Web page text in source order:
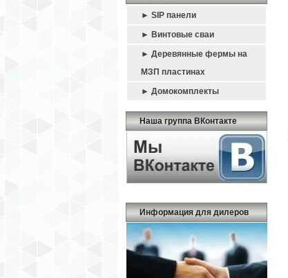
► SIP панели
► Винтовые сваи
► Деревянные фермы на
МЗП пластинах
► Домокомплекты
Наша группа ВКонтакте
Информация для дилеров